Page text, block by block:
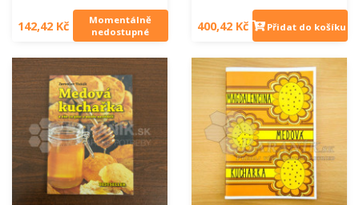
142,42 Kč
Momentálně
nedostupné
400,42 Kč Přidat do košíku